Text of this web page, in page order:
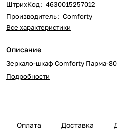
ШтрихКод: 4630015257012
Производитель: Comforty
Все характеристики
Описание
Зеркало-шкаф Comforty Парма-80
Подробности
Оплата Доставка